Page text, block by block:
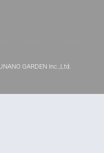
GARDEN Inc.,Ltd.